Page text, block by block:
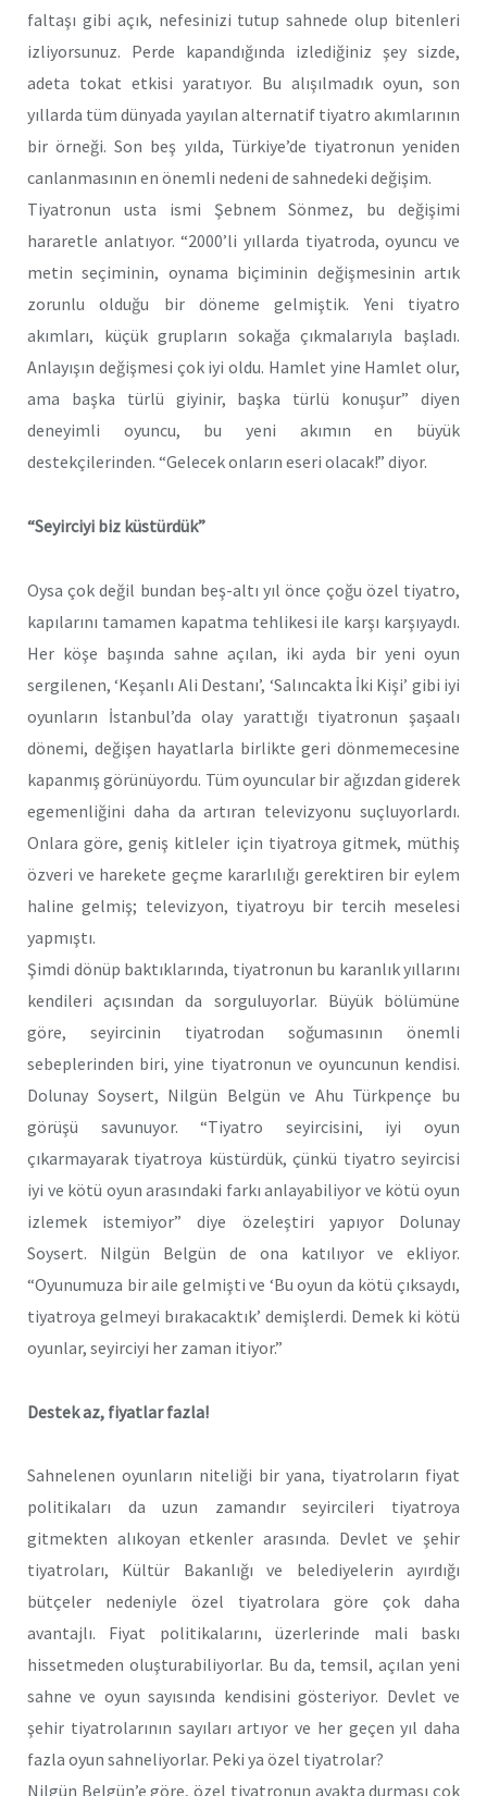
faltaşı gibi açık, nefesinizi tutup sahnede olup bitenleri
izliyorsunuz. Perde kapandığında izlediğiniz şey sizde,
adeta tokat etkisi yaratıyor. Bu alışılmadık oyun, son
yıllarda tüm dünyada yayılan alternatif tiyatro akımlarının
bir örneği. Son beş yılda, Türkiye’de tiyatronun yeniden
canlanmasının en önemli nedeni de sahnedeki değişim.
Tiyatronun usta ismi Şebnem Sönmez, bu değişimi
hararetle anlatıyor. “2000’li yıllarda tiyatroda, oyuncu ve
metin seçiminin, oynama biçiminin değişmesinin artık
zorunlu olduğu bir döneme gelmiştik. Yeni tiyatro
akımları, küçük grupların sokağa çıkmalarıyla başladı.
Anlayışın değişmesi çok iyi oldu. Hamlet yine Hamlet olur,
ama başka türlü giyinir, başka türlü konuşur” diyen
deneyimli oyuncu, bu yeni akımın en büyük
destekçilerinden. “Gelecek onların eseri olacak!” diyor.
“Seyirciyi biz küstürdük”
Oysa çok değil bundan beş-altı yıl önce çoğu özel tiyatro,
kapılarını tamamen kapatma tehlikesi ile karşı karşıyaydı.
Her köşe başında sahne açılan, iki ayda bir yeni oyun
sergilenen, ‘Keşanlı Ali Destanı’, ‘Salıncakta İki Kişi’ gibi iyi
oyunların İstanbul’da olay yarattığı tiyatronun şaşaalı
dönemi, değişen hayatlarla birlikte geri dönmemecesine
kapanmış görünüyordu. Tüm oyuncular bir ağızdan giderek
egemenliğini daha da artıran televizyonu suçluyorlardı.
Onlara göre, geniş kitleler için tiyatroya gitmek, müthiş
özveri ve harekete geçme kararlılığı gerektiren bir eylem
haline gelmiş; televizyon, tiyatroyu bir tercih meselesi
yapmıştı.
Şimdi dönüp baktıklarında, tiyatronun bu karanlık yıllarını
kendileri açısından da sorguluyorlar. Büyük bölümüne
göre, seyircinin tiyatrodan soğumasının önemli
sebeplerinden biri, yine tiyatronun ve oyuncunun kendisi.
Dolunay Soysert, Nilgün Belgün ve Ahu Türkpençe bu
görüşü savunuyor. “Tiyatro seyircisini, iyi oyun
çıkarmayarak tiyatroya küstürdük, çünkü tiyatro seyircisi
iyi ve kötü oyun arasındaki farkı anlayabiliyor ve kötü oyun
izlemek istemiyor” diye özeleştiri yapıyor Dolunay
Soysert. Nilgün Belgün de ona katılıyor ve ekliyor.
“Oyunumuza bir aile gelmişti ve ‘Bu oyun da kötü çıksaydı,
tiyatroya gelmeyi bırakacaktık’ demişlerdi. Demek ki kötü
oyunlar, seyirciyi her zaman itiyor.”
Destek az, fiyatlar fazla!
Sahnelenen oyunların niteliği bir yana, tiyatroların fiyat
politikaları da uzun zamandır seyircileri tiyatroya
gitmekten alıkoyan etkenler arasında. Devlet ve şehir
tiyatroları, Kültür Bakanlığı ve belediyelerin ayırdığı
bütçeler nedeniyle özel tiyatrolara göre çok daha
avantajlı. Fiyat politikalarını, üzerlerinde mali baskı
hissetmeden oluşturabiliyorlar. Bu da, temsil, açılan yeni
sahne ve oyun sayısında kendisini gösteriyor. Devlet ve
şehir tiyatrolarının sayıları artıyor ve her geçen yıl daha
fazla oyun sahneliyorlar. Peki ya özel tiyatrolar?
Nilgün Belgün’e göre, özel tiyatronun ayakta durması çok